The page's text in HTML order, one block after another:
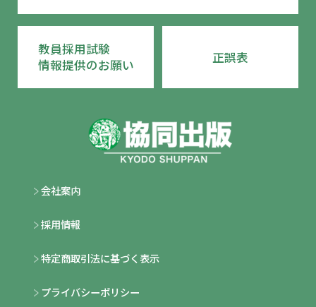
会社案内
採用情報
特定商取引法に基づく表示
プライバシーポリシー
教員採用試験
情報提供のお願い
正誤表